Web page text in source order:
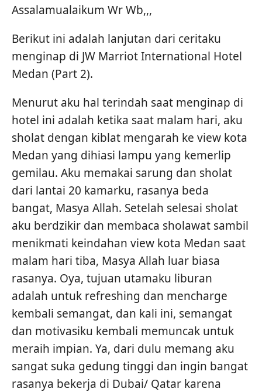
Assalamualaikum Wr Wb,,,
Berikut ini adalah lanjutan dari ceritaku
menginap di JW Marriot International Hotel
Medan (Part 2).
Menurut aku hal terindah saat menginap di
hotel ini adalah ketika saat malam hari, aku
sholat dengan kiblat mengarah ke view kota
Medan yang dihiasi lampu yang kemerlip
gemilau. Aku memakai sarung dan sholat
dari lantai 20 kamarku, rasanya beda
bangat, Masya Allah. Setelah selesai sholat
aku berdzikir dan membaca sholawat sambil
menikmati keindahan view kota Medan saat
malam hari tiba, Masya Allah luar biasa
rasanya. Oya, tujuan utamaku liburan
adalah untuk refreshing dan mencharge
kembali semangat, dan kali ini, semangat
dan motivasiku kembali memuncak untuk
meraih impian. Ya, dari dulu memang aku
sangat suka gedung tinggi dan ingin bangat
rasanya bekerja di Dubai/ Qatar karena